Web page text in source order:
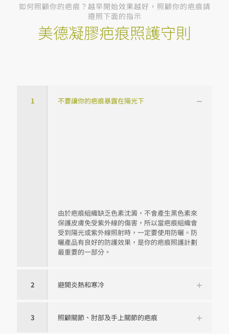
如何照顧你的疤痕？越早開始效果越好，照顧你的疤痕請
遵照下面的指示
美德凝膠疤痕照護守則
1 不要讓你的疤痕暴露在陽光下
由於疤痕組織缺乏色素沈澱，不會產生黑色素來
保護皮膚免受紫外線的傷害，所以當疤痕組織會
受到陽光或紫外線照射時，一定要使用防曬。防
曬產品有良好的防護效果，是你的疤痕照護計劃
最重要的一部分。
2 避開炎熱和寒冷
3 照顧關節、肘部及手上關節的疤痕